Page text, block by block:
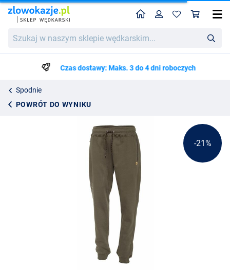
w
wędkarskim...
HomeProfil
Czas dostawy: Maks. 3 do 4 dni roboczych
Spodnie
POWRÓT DO WYNIKU
Prologic Mirror Carp Joggers Ivy Green
213.99
169.27
-21%